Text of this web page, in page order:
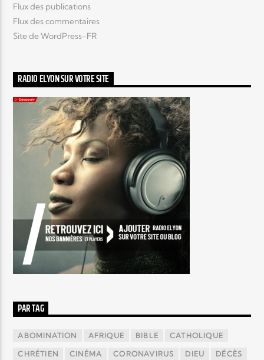
Flux des publications
Flux des commentaires
Site de WordPress-FR
RADIO ELYON SUR VOTRE SITE
PAR TAG
ABOMINATION AFRIQUE BIBLE CATHOLIQUE
CHRÉTIEN CINÉMA CORONAVIRUS DIEU DÉCÈS